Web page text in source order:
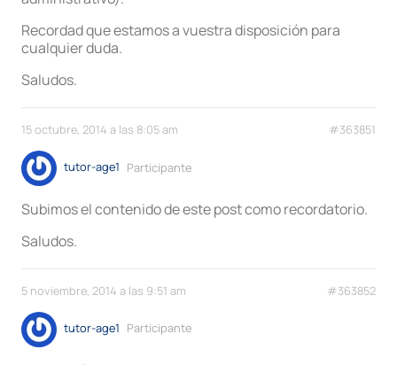
Recordad que estamos a vuestra disposición para
cualquier duda.
Saludos.
15 octubre, 2014 a las 8:05 am #363851
tutor-age1 Participante
Subimos el contenido de este post como recordatorio.
Saludos.
5 noviembre, 2014 a las 9:51 am #363852
tutor-age1 Participante